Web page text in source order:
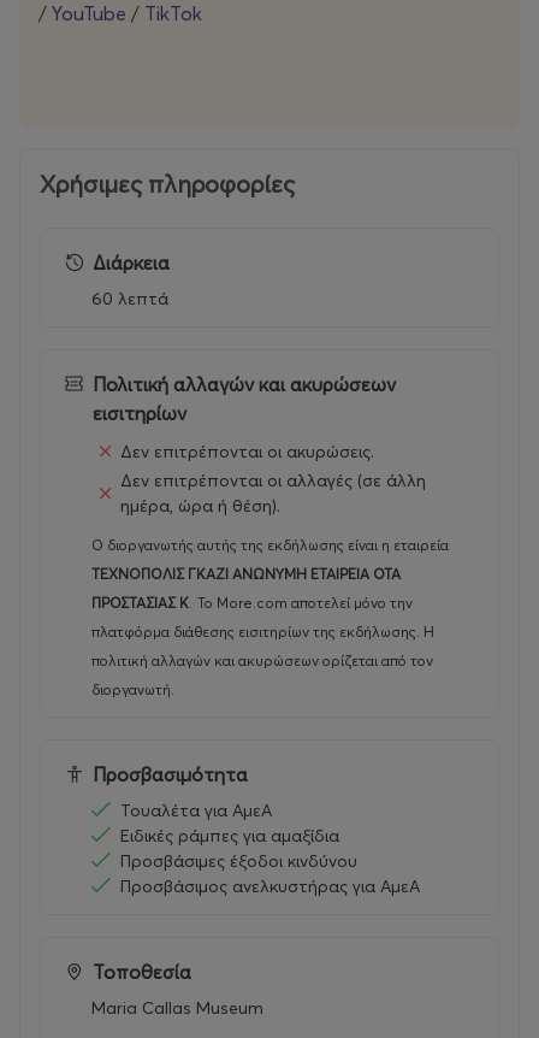
/ YouTube / TikTok
Χρήσιμες πληροφορίες
Διάρκεια
60 λεπτά
Πολιτική αλλαγών και ακυρώσεων
εισιτηρίων
Δεν επιτρέπονται οι ακυρώσεις.
Δεν επιτρέπονται οι αλλαγές (σε άλλη
ημέρα, ώρα ή θέση).
Ο διοργανωτής αυτής της εκδήλωσης είναι η εταιρεία
ΤΕΧΝΟΠΟΛΙΣ ΓΚΑΖΙ ΑΝΩΝΥΜΗ ΕΤΑΙΡΕΙΑ ΟΤΑ
ΠΡΟΣΤΑΣΙΑΣ Κ. Το More.com αποτελεί μόνο την
πλατφόρμα διάθεσης εισιτηρίων της εκδήλωσης. Η
πολιτική αλλαγών και ακυρώσεων ορίζεται από τον
διοργανωτή.
Προσβασιμότητα
Τουαλέτα για ΑμεΑ
Ειδικές ράμπες για αμαξίδια
Προσβάσιμες έξοδοι κινδύνου
Προσβάσιμος ανελκυστήρας για ΑμεΑ
Τοποθεσία
Maria Callas Museum